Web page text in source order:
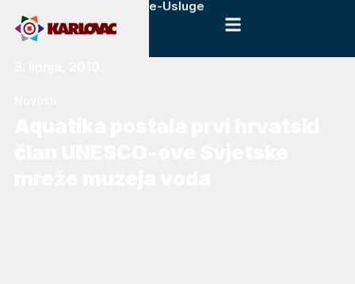
e-Usluge